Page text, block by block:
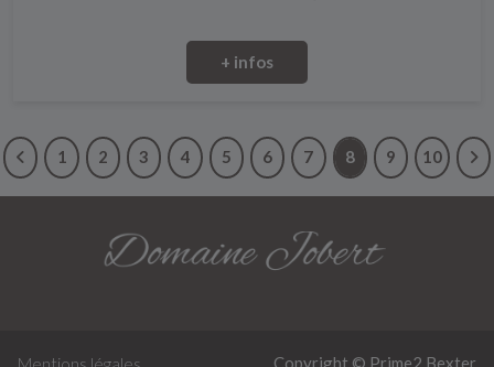
+ infos
1 2 3 4 5 6 7 8 9 10
Copyright © Prime2 Bexter